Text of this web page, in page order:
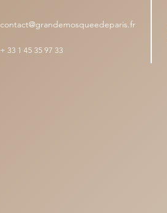
contact@grandemosqueedeparis.fr
+ 33 1 45 35 97 33